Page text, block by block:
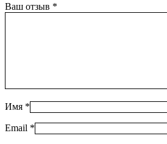
Ваш отзыв *
Имя *
Email *